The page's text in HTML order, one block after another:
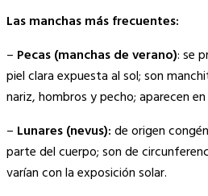
Las manchas más frecuentes:
– Pecas (manchas de verano): se
piel clara expuesta al sol; son
nariz, hombros y pecho; aparecen
– Lunares (nevus):de origen
parte del cuerpo; son de
varían con la exposición solar.